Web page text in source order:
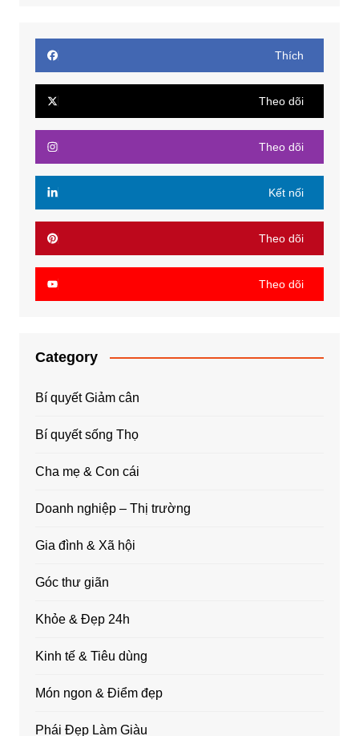
Thích
Theo dõi
Theo dõi
Kết nối
Theo dõi
Theo dõi
Category
Bí quyết Giảm cân
Bí quyết sống Thọ
Cha mẹ & Con cái
Doanh nghiệp – Thị trường
Gia đình & Xã hội
Góc thư giãn
Khỏe & Đẹp 24h
Kinh tế & Tiêu dùng
Món ngon & Điểm đẹp
Phái Đẹp Làm Giàu